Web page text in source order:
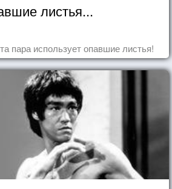
листья...
пара использует опавшие листья!